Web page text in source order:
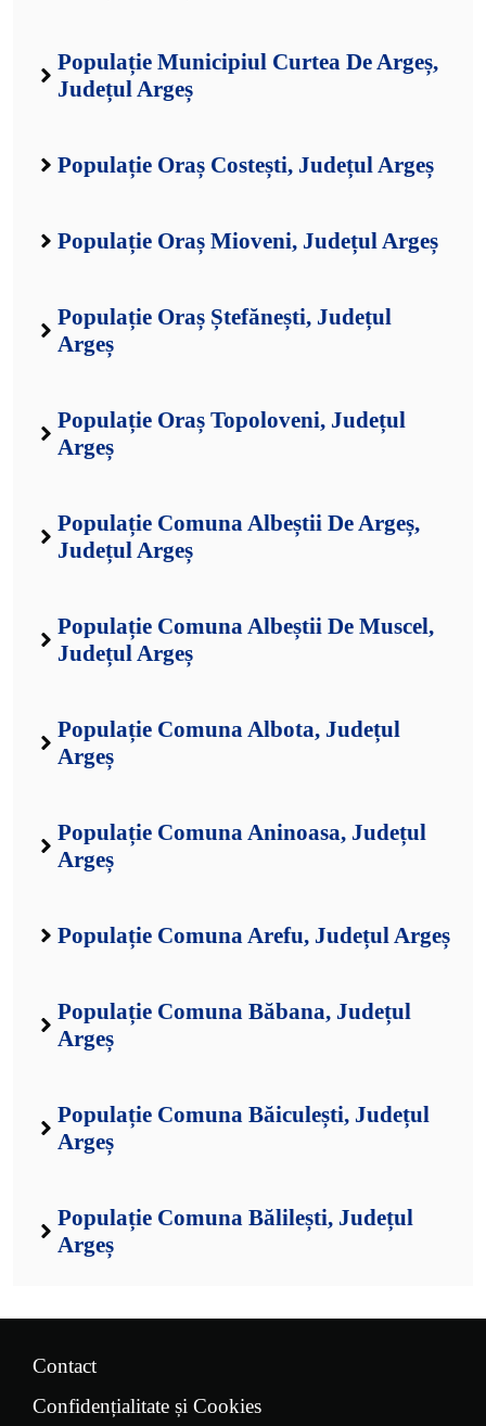
Populație Municipiul Curtea De Argeș,
Județul Argeș
Populație Oraș Costești, Județul Argeș
Populație Oraș Mioveni, Județul Argeș
Populație Oraș Ștefănești, Județul
Argeș
Populație Oraș Topoloveni, Județul
Argeș
Populație Comuna Albeștii De Argeș,
Județul Argeș
Populație Comuna Albeștii De Muscel,
Județul Argeș
Populație Comuna Albota, Județul
Argeș
Populație Comuna Aninoasa, Județul
Argeș
Populație Comuna Arefu, Județul Argeș
Populație Comuna Băbana, Județul
Argeș
Populație Comuna Băiculești, Județul
Argeș
Populație Comuna Bălilești, Județul
Argeș
Contact
Confidențialitate și Cookies